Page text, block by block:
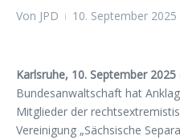
Von JPD 10. September 2025
Karlsruhe, 10. September 2025
Bundesanwaltschaft hat
Mitglieder der
Vereinigung „Sächsische